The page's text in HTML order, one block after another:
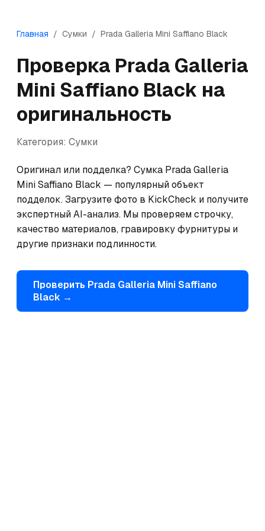
Главная / Сумки / Prada Galleria Mini Saffiano Black
Проверка Prada Galleria
Mini Saffiano Black на
оригинальность
Категория: Сумки
Оригинал или подделка? Сумка Prada Galleria
Mini Saffiano Black — популярный объект
подделок. Загрузите фото в KickCheck и получите
экспертный AI-анализ. Мы проверяем строчку,
качество материалов, гравировку фурнитуры и
другие признаки подлинности.
Проверить Prada Galleria Mini Saffiano
Black →